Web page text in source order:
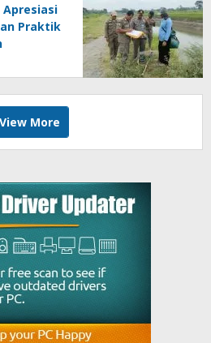
Apresiasi
Praktik
View More